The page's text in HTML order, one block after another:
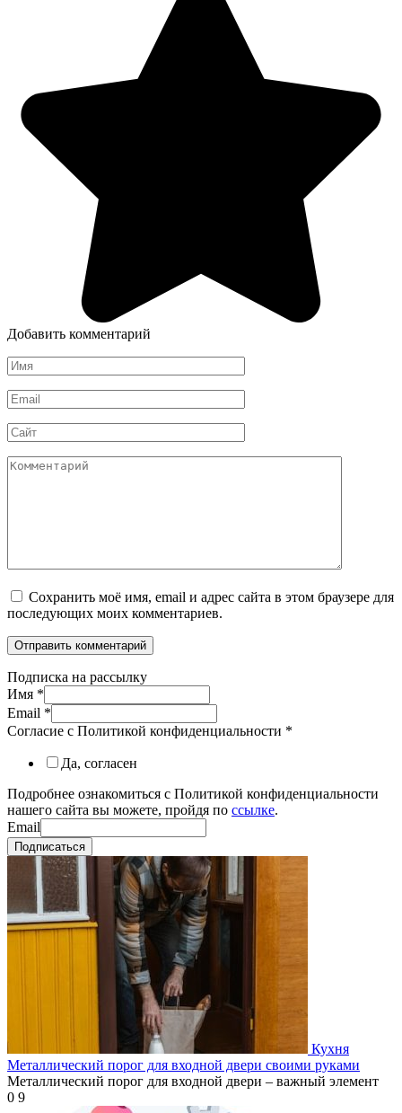
Добавить комментарий
Имя
*
Email
*
Сайт
Комментарий
Сохранить моё имя, email и адрес сайта в этом браузере для
последующих моих комментариев.
Подписка на рассылку
Имя *
Email *
Согласие с Политикой конфиденциальности *
Да, согласен
Подробнее ознакомиться с Политикой конфиденциальности
нашего сайта вы можете, пройдя по ссылке.
Email
Подписаться
Кухня
Металлический порог для входной двери своими руками
Металлический порог для входной двери – важный элемент
0 9